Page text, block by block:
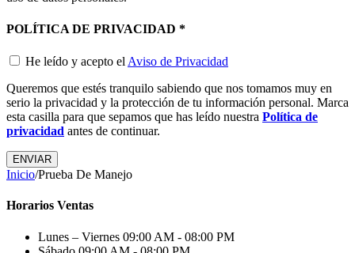
POLÍTICA DE PRIVACIDAD *
He leído y acepto el Aviso de Privacidad
Queremos que estés tranquilo sabiendo que nos tomamos muy en
serio la privacidad y la protección de tu información personal. Marca
esta casilla para que sepamos que has leído nuestra Política de
privacidad antes de continuar.
ENVIAR
Inicio/Prueba De Manejo
Horarios Ventas
Lunes – Viernes 09:00 AM - 08:00 PM